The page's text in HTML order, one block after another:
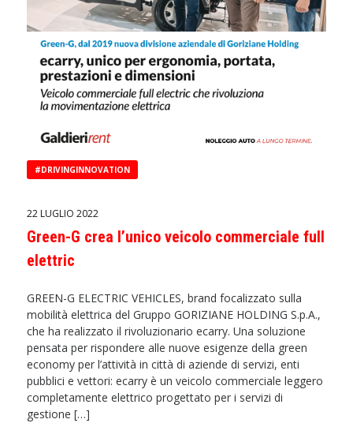
#DRIVINGINNOVATION
22 LUGLIO 2022
Green-G crea l’unico veicolo commerciale full
elettric
GREEN-G ELECTRIC VEHICLES, brand focalizzato sulla
mobilità elettrica del Gruppo GORIZIANE HOLDING S.p.A.,
che ha realizzato il rivoluzionario ecarry. Una soluzione
pensata per rispondere alle nuove esigenze della green
economy per l’attività in città di aziende di servizi, enti
pubblici e vettori: ecarry è un veicolo commerciale leggero
completamente elettrico progettato per i servizi di
gestione […]